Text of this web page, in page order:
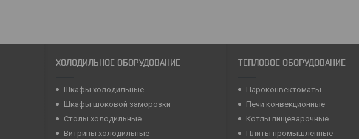
ХОЛОДИЛЬНОЕ ОБОРУДОВАНИЕ
Шкафы холодильные
Шкафы шоковой заморозки
Столы холодильные
Витрины холодильные
ТЕПЛОВОЕ ОБОРУДОВАНИЕ
Пароконвектоматы
Печи конвекционные
Котлы пищеварочные
Плиты промышленные